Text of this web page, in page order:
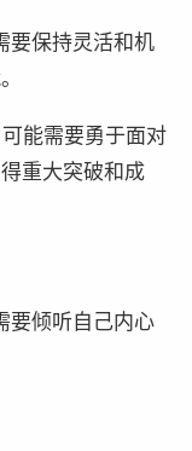
要保持灵活和机
能需要勇于面对
重大突破和成
要倾听自己内心